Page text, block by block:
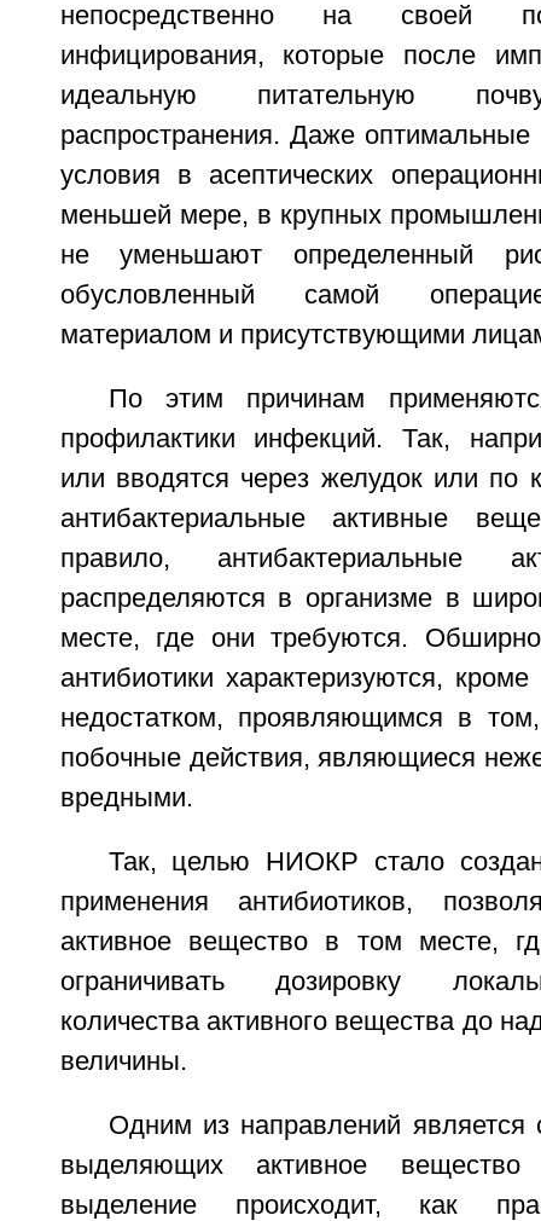
непосредственно на своей
инфицирования, которые после
идеальную питательную
распространения. Даже оптимальные
условия в асептических
меньшей мере, в крупных
не уменьшают определенный
обусловленный самой
материалом и присутствующими
По этим причинам
профилактики инфекций. Так,
или вводятся через желудок или по
антибактериальные активные
правило, антибактериальные
распределяются в организме в
месте, где они требуются.
антибиотики характеризуются,
недостатком, проявляющимся в
побочные действия, являющиеся
вредными.
Так, целью НИОКР стало
применения антибиотиков,
активное вещество в том месте,
ограничивать дозировку
количества активного вещества до
величины.
Одним из направлений является
выделяющих активное
выделение происходит, как